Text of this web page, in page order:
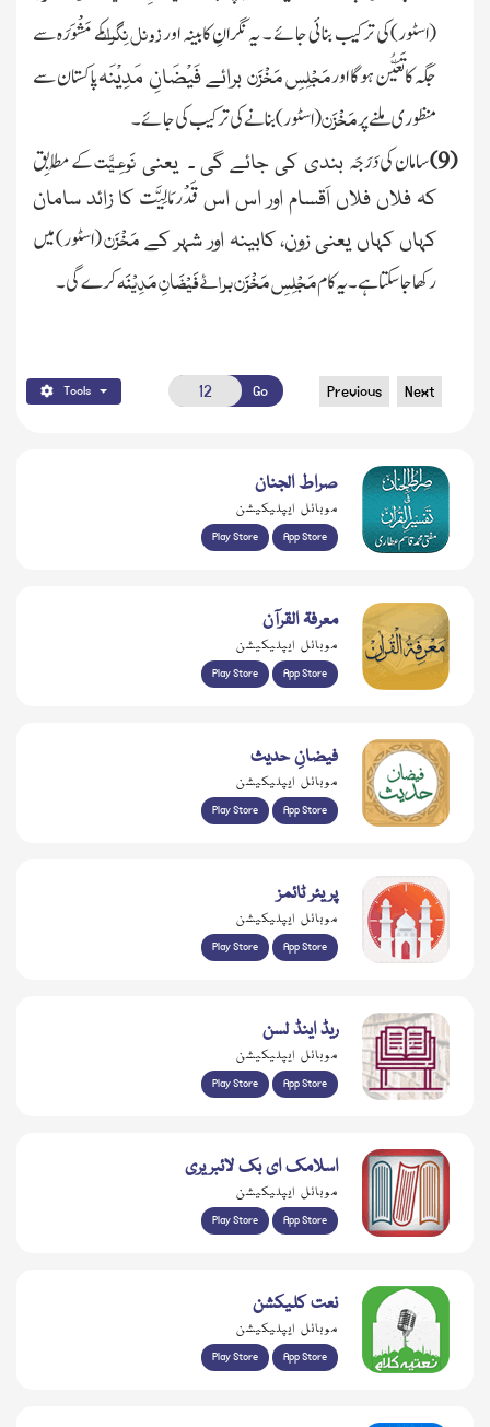
(اسٹور)کی ترکیب بنائی جائے ۔ یہ نگرانِ کابینہ اورزونلنِگرانکے مَشْوَرَہ سے
جگہ کا تَعَیُّن ہوگا اورمَجْلِسِ مَخْزَنبرائےفَیْضَانِ مَدِیْنَہپاکستان سے
منظوری ملنے پرمَخْزَن(اسٹور)بنانے کی ترکیب کی جائے ۔
(9) سامان کیدَرَجَہ بندی کی جائے گی ۔ یعنی نَوعِـیَّتکےمُطابِق
کہ فلاں فلاں اَقسام اور اس اسقَدْر مَالِیَّتکا زائد سامان
کہاں کہاں یعنی زون، کابینہ اور شہر کےمَخْزَن(اسٹور)میں
رکھا جاسکتاہے ۔ یہ کاممَجْلِسِ مَخْزَن برائے فَیْضَانِ مَدِیْنَہکرے گی ۔
Tools Go Previous Next
صراط الجنان
موبائل ایپلیکیشن
Play Store App Store
معرفۃ القرآن
موبائل ایپلیکیشن
Play Store App Store
فیضانِ حدیث
موبائل ایپلیکیشن
Play Store App Store
پریئر ٹائمز
موبائل ایپلیکیشن
Play Store App Store
ریڈ اینڈ لسن
موبائل ایپلیکیشن
Play Store App Store
اسلامک ای بک لائبریری
موبائل ایپلیکیشن
Play Store App Store
نعت کلیکشن
موبائل ایپلیکیشن
Play Store App Store